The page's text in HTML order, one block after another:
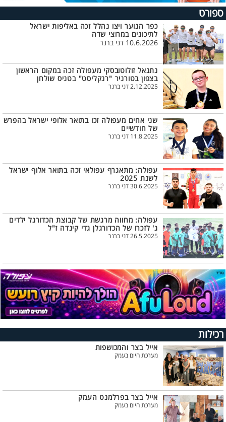
ספורט
כפר הנוער ויצו נהלל זכה באליפות ישראל
לתיכונים במרוצי שדה
10.6.2026 דני ברנר
נתנאל זולוטובסקי מעפולה זכה במקום הראשון
בצפון בטורניר "רנקליסט" בטניס שולחן
2.12.2025 דני ברנר
שני אחים מעפולה זכו בתואר אלופי ישראל בהפרש
של חודשיים
11.8.2025 דני ברנר
עפולה: מתאגרף עפולאי זכה בתואר אלוף ישראל
לשנת 2025
30.6.2025 דני ברנר
עפולה: מחווה מרגשת של קבוצת הכדורגל ילדים
ג' לזכרו של הכדורגלן גדי קינדה ז"ל
26.5.2025 דני ברנר
רכילות
אייל בצר והמכושפות
מערכת היום בעמק
אייל בצר בפרלמנט העמק
מערכת היום בעמק